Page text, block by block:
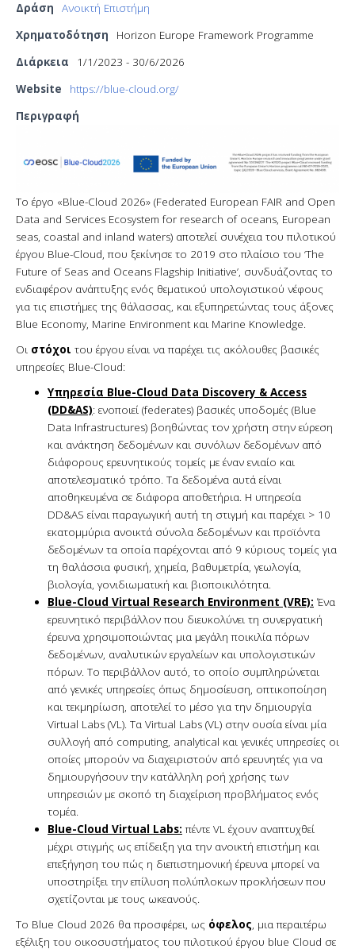
Δράση
Ανοικτή Επιστήμη
Χρηματοδότηση
Horizon Europe Framework Programme
Διάρκεια
1/1/2023 - 30/6/2026
Website
https://blue-cloud.org/
Περιγραφή
Το έργο «Blue-Cloud 2026» (Federated European FAIR and Open
Data and Services Ecosystem for research of oceans, European
seas, coastal and inland waters) αποτελεί συνέχεια του πιλοτικού
έργου Blue-Cloud, που ξεκίνησε το 2019 στο πλαίσιο του ‘The
Future of Seas and Oceans Flagship Initiative’, συνδυάζοντας το
ενδιαφέρον ανάπτυξης ενός θεματικού υπολογιστικού νέφους
για τις επιστήμες της θάλασσας, και εξυπηρετώντας τους άξονες
Blue Economy, Marine Environment και Marine Knowledge.
Οι στόχοι του έργου είναι να παρέχει τις ακόλουθες βασικές
υπηρεσίες Blue-Cloud:
Υπηρεσία Blue-Cloud Data Discovery & Access
(DD&AS): ενοποιεί (federates) βασικές υποδομές (Blue
Data Infrastructures) βοηθώντας τον χρήστη στην εύρεση
και ανάκτηση δεδομένων και συνόλων δεδομένων από
διάφορους ερευνητικούς τομείς με έναν ενιαίο και
αποτελεσματικό τρόπο. Τα δεδομένα αυτά είναι
αποθηκευμένα σε διάφορα αποθετήρια. Η υπηρεσία
DD&AS είναι παραγωγική αυτή τη στιγμή και παρέχει > 10
εκατομμύρια ανοικτά σύνολα δεδομένων και προϊόντα
δεδομένων τα οποία παρέχονται από 9 κύριους τομείς για
τη θαλάσσια φυσική, χημεία, βαθυμετρία, γεωλογία,
βιολογία, γονιδιωματική και βιοποικιλότητα.
Blue-Cloud Virtual Research Environment (VRE): Ένα
ερευνητικό περιβάλλον που διευκολύνει τη συνεργατική
έρευνα χρησιμοποιώντας μια μεγάλη ποικιλία πόρων
δεδομένων, αναλυτικών εργαλείων και υπολογιστικών
πόρων. Το περιβάλλον αυτό, το οποίο συμπληρώνεται
από γενικές υπηρεσίες όπως δημοσίευση, οπτικοποίηση
και τεκμηρίωση, αποτελεί το μέσο για την δημιουργία
Virtual Labs (VL). Τα Virtual Labs (VL) στην ουσία είναι μία
συλλογή από computing, analytical και γενικές υπηρεσίες οι
οποίες μπορούν να διαχειριστούν από ερευνητές για να
δημιουργήσουν την κατάλληλη ροή χρήσης των
υπηρεσιών με σκοπό τη διαχείριση προβλήματος ενός
τομέα.
Blue-Cloud Virtual Labs: πέντε VL έχουν αναπτυχθεί
μέχρι στιγμής ως επίδειξη για την ανοικτή επιστήμη και
επεξήγηση του πώς η διεπιστημονική έρευνα μπορεί να
υποστηρίξει την επίλυση πολύπλοκων προκλήσεων που
σχετίζονται με τους ωκεανούς.
To Blue Cloud 2026 θα προσφέρει, ως όφελος, μια περαιτέρω
εξέλιξη του οικοσυστήματος του πιλοτικού έργου blue Cloud σε